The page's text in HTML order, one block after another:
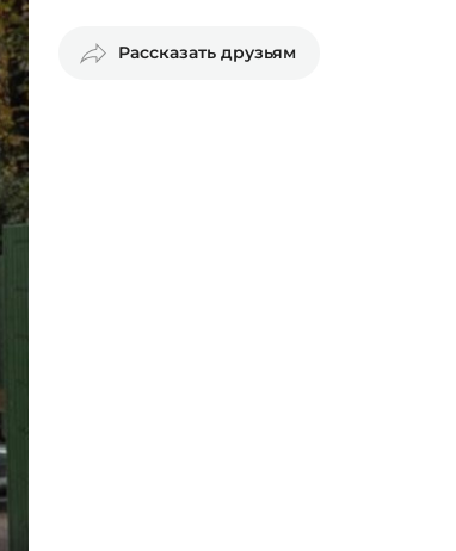
Рассказать друзьям